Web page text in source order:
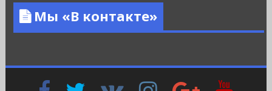
Мы «В контакте»
FacebookTwitter InstagramGoogle